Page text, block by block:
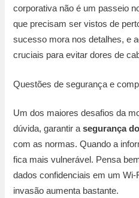
corporativa não é um passeio
que precisam ser vistos de
sucesso mora nos detalhes, e
cruciais para evitar dores de
Questões de segurança e
Um dos maiores desafios da
dúvida, garantir asegurança
com as normas. Quando a
fica mais vulnerável. Pensa
dados confidenciais em um
invasão aumenta bastante.